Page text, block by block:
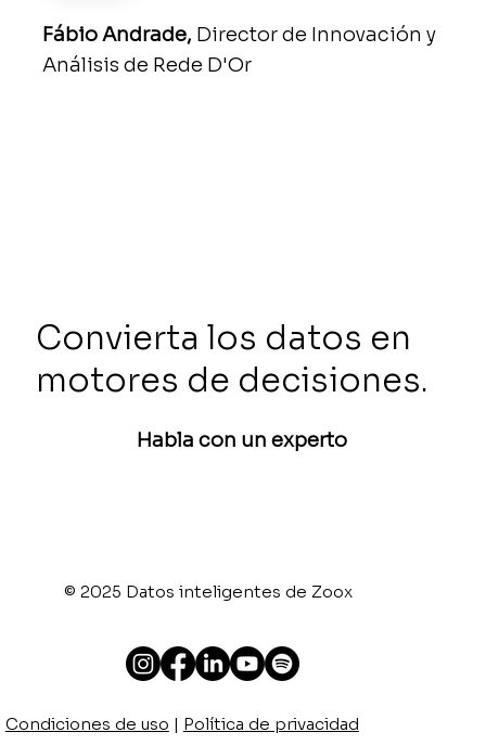
Fábio Andrade, Director de Innovación y
Análisis de Rede D'Or
Convierta los datos en
motores de decisiones.
Habla con un experto
© 2025 Datos inteligentes de Zoox
Condiciones de uso | Política de privacidad